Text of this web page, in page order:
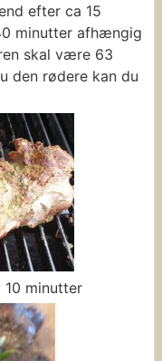
efter ca 15
minutter afhængig
skal være 63
den rødere kan du
10 minutter